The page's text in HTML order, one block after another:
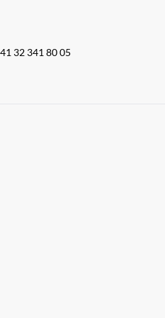
32 341 80 05